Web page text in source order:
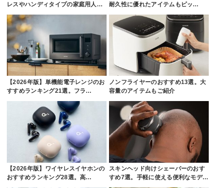
レスやハンディタイプの家庭用人…
耐久性に優れたアイテムもピッ…
【2026年版】単機能電子レンジのお
すすめランキング21選。フラ…
ノンフライヤーのおすすめ13選。大
容量のアイテムもご紹介
【2026年版】ワイヤレスイヤホンの
おすすめランキング28選。高…
スキンヘッド向けシェーバーのおす
すめ7選。手軽に使える便利なモデ…